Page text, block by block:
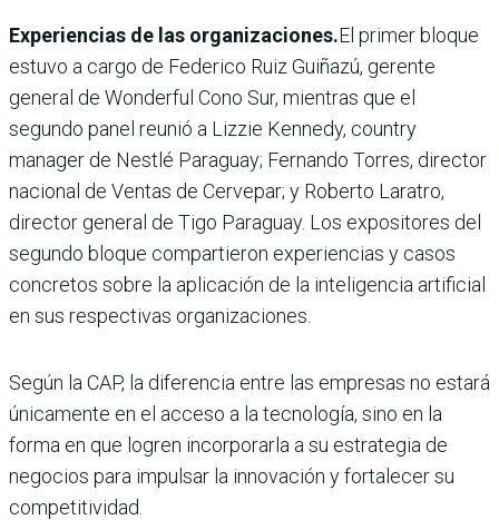
Experiencias de las organizaciones.El primer bloque
estuvo a cargo de Federico Ruiz Guiñazú, gerente
general de Wonderful Cono Sur, mientras que el
segundo panel reunió a Lizzie Kennedy, country
manager de Nestlé Paraguay; Fernando Torres, director
nacional de Ventas de Cervepar; y Roberto Laratro,
director general de Tigo Paraguay. Los expositores del
segundo bloque compartieron experiencias y casos
concretos sobre la aplicación de la inteligencia artificial
en sus respectivas organizaciones.
Según la CAP, la diferencia entre las empresas no estará
únicamente en el acceso a la tecnología, sino en la
forma en que logren incorporarla a su estrategia de
negocios para impulsar la innovación y fortalecer su
competitividad.